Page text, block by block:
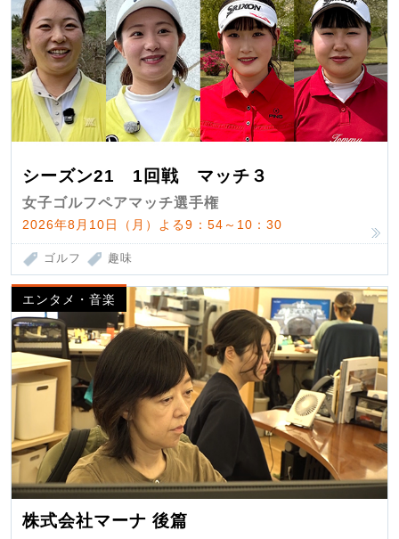
シーズン21 1回戦 マッチ３
女子ゴルフペアマッチ選手権
2026年8月10日（月）よる9：54～10：30
ゴルフ 趣味
エンタメ・音楽
株式会社マーナ 後篇